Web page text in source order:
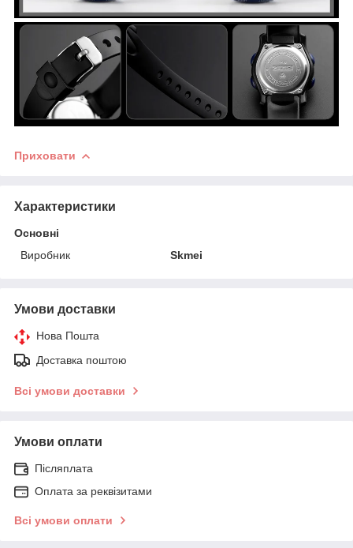
Приховати
Характеристики
Основні
Виробник
Skmei
Умови доставки
Нова Пошта
Доставка поштою
Всі умови доставки
Умови оплати
Післяплата
Оплата за реквізитами
Всі умови оплати